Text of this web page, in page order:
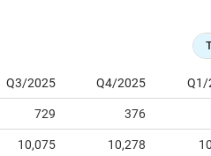
Q3/2025 Q4/2025 Q1/
729 376
10,075 10,278